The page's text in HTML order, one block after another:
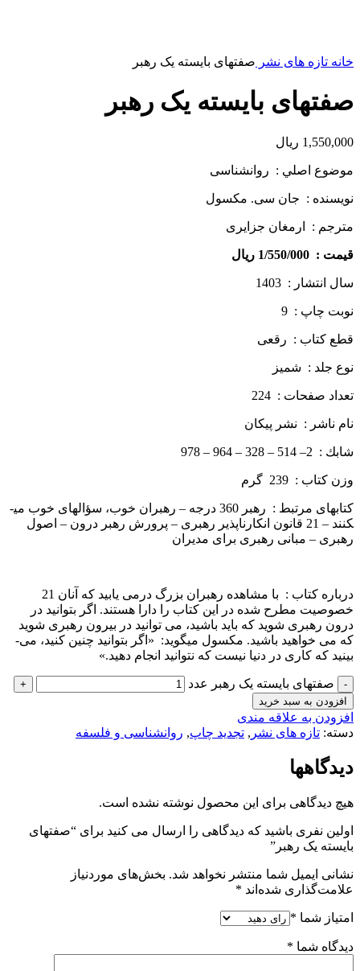
خانه تازه های نشر صفتهای بایسته یک رهبر
صفتهای بایسته یک رهبر
1,550,000 ریال
موضوع اصلي : روانشناسی
نويسنده : جان سی. مکسول
مترجم : ارمغان جزایری
قيمت : 1/550/000 ريال
سال انتشار : 1403
نوبت چاپ : 9
قطع كتاب : رقعی
نوع جلد : شمیز
تعداد صفحات : 224
نام ناشر : نشر پيكان
شابك : 2– 514 – 328 – 964 – 978
وزن كتاب : 239 گرم
کتاب­های مرتبط : رهبر 360 درجه – رهبران خوب، سؤال­های خوب می­
کنند – 21 قانون انکارناپذیر رهبری – پرورش رهبر درون – اصول
رهبری – مبانی رهبری برای مدیران
درباره كتاب : با مشاهده رهبران بزرگ درمی یابید که آنان 21
خصوصیت مطرح شده در این کتاب را دارا هستند. اگر بتوانید در
درون رهبری شوید که باید باشید، می­ توانید در بیرون رهبری شوید
که می­ خواهید باشید. مکسول می­گوید: «اگر بتوانید چنین کنید، می­
بینید که کاری در دنیا نیست که نتوانید انجام دهید.»
صفتهای بایسته یک رهبر عدد
افزودن به سبد خرید
افزودن به علاقه مندی
دسته: تازه های نشر , تجدید چاپ, روانشناسی و فلسفه
دیدگاهها
هیچ دیدگاهی برای این محصول نوشته نشده است.
اولین نفری باشید که دیدگاهی را ارسال می کنید برای “صفتهای
بایسته یک رهبر”
نشانی ایمیل شما منتشر نخواهد شد. بخش‌های موردنیاز
علامت‌گذاری شده‌اند *
امتیاز شما *
دیدگاه شما *